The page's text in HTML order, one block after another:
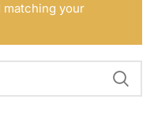
your